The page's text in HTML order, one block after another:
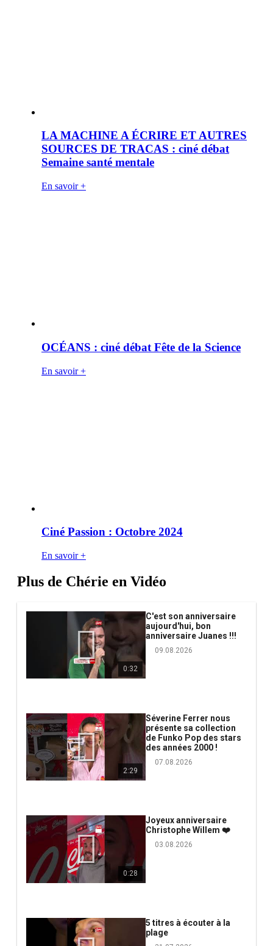
LA MACHINE A ÉCRIRE ET AUTRES
SOURCES DE TRACAS : ciné débat
Semaine santé mentale
En savoir +
OCÉANS : ciné débat Fête de la Science
En savoir +
Ciné Passion : Octobre 2024
En savoir +
Plus de Chérie en Vidéo
0:32
C'est son anniversaire
aujourd'hui, bon
anniversaire Juanes !!!
09.08.2026
2:29
Séverine Ferrer nous
présente sa collection
de Funko Pop des stars
des années 2000 !
07.08.2026
0:28
Joyeux anniversaire
Christophe Willem ❤️
03.08.2026
5 titres à écouter à la
plage